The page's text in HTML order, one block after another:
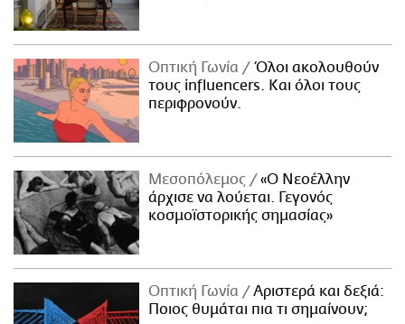
Οπτική Γωνία
Όλοι ακολουθούν
τους influencers. Και όλοι τους
περιφρονούν.
Μεσοπόλεμος
«Ο Νεοέλλην
άρχισε να λούεται. Γεγονός
κοσμοϊστορικής σημασίας»
Οπτική Γωνία
Αριστερά και δεξιά:
Ποιος θυμάται πια τι σημαίνουν;